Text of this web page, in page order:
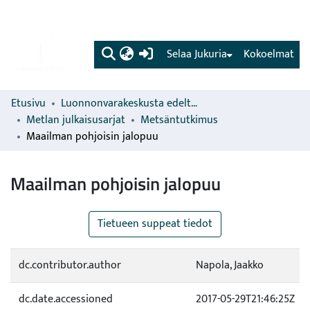
(current) Kokoelmat
Selaa Jukuria
Etusivu
Luonnonvarakeskusta edeltävien organisaatioiden sarjat
Metlan julkaisusarjat
Metsäntutkimus
Maailman pohjoisin jalopuu
Maailman pohjoisin jalopuu
Tietueen suppeat tiedot
dc.contributor.author
Napola, Jaakko
dc.date.accessioned
2017-05-29T21:46:25Z